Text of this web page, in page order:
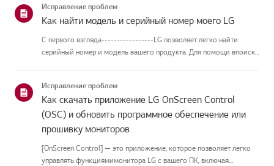
Исправление проблем
Как найти модель и серийный номер моего LG
С первого взгляда-----------------LG позволяет легко найти
серийный номер и модель вашего продукта. Для помощи впоиске
руководство создано...
Исправление проблем
Как скачать приложение LG OnScreen Control
(OSC) и обновить программное обеспечение или
прошивку мониторов
[OnScreen Control] — это приложение, которое позволяет легко
управлять функциямимонитора LG с вашего ПК, включая